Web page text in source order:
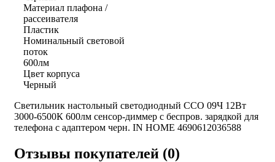
Материал плафона /
рассеивателя
Пластик
Номинальный световой
поток
600лм
Цвет корпуса
Черный
Светильник настольный светодиодный ССО 09Ч 12Вт
3000-6500К 600лм сенсор-диммер с беспров. зарядкой для
телефона с адаптером черн. IN HOME 4690612036588
Отзывы покупателей (0)